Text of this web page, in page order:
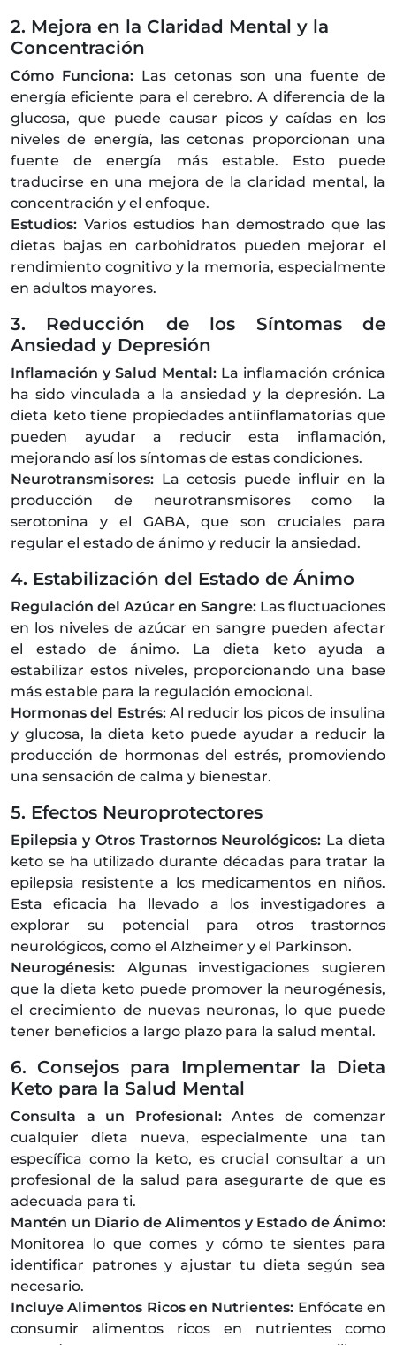
2. Mejora en la Claridad Mental y la
Concentración
Cómo Funciona: Las cetonas son una fuente de
energía eficiente para el cerebro. A diferencia de la
glucosa, que puede causar picos y caídas en los
niveles de energía, las cetonas proporcionan una
fuente de energía más estable. Esto puede
traducirse en una mejora de la claridad mental, la
concentración y el enfoque.
Estudios: Varios estudios han demostrado que las
dietas bajas en carbohidratos pueden mejorar el
rendimiento cognitivo y la memoria, especialmente
en adultos mayores.
3. Reducción de los Síntomas de
Ansiedad y Depresión
Inflamación y Salud Mental:La inflamación crónica
ha sido vinculada a la ansiedad y la depresión. La
dieta keto tiene propiedades antiinflamatorias que
pueden ayudar a reducir esta inflamación,
mejorando así los síntomas de estas condiciones.
Neurotransmisores: La cetosis puede influir en la
producción de neurotransmisores como la
serotonina y el GABA, que son cruciales para
regular el estado de ánimo y reducir la ansiedad.
4. Estabilización del Estado de Ánimo
Regulación del Azúcar en Sangre: Las fluctuaciones
en los niveles de azúcar en sangre pueden afectar
el estado de ánimo. La dieta keto ayuda a
estabilizar estos niveles, proporcionando una base
más estable para la regulación emocional.
Hormonas del Estrés:Al reducir los picos de insulina
y glucosa, la dieta keto puede ayudar a reducir la
producción de hormonas del estrés, promoviendo
una sensación de calma y bienestar.
5. Efectos Neuroprotectores
Epilepsia y Otros Trastornos Neurológicos: La dieta
keto se ha utilizado durante décadas para tratar la
epilepsia resistente a los medicamentos en niños.
Esta eficacia ha llevado a los investigadores a
explorar su potencial para otros trastornos
neurológicos, como el Alzheimer y el Parkinson.
Neurogénesis: Algunas investigaciones sugieren
que la dieta keto puede promover la neurogénesis,
el crecimiento de nuevas neuronas, lo que puede
tener beneficios a largo plazo para la salud mental.
6. Consejos para Implementar la Dieta
Keto para la Salud Mental
Consulta a un Profesional:Antes de comenzar
cualquier dieta nueva, especialmente una tan
específica como la keto, es crucial consultar a un
profesional de la salud para asegurarte de que es
adecuada para ti.
Mantén un Diario de Alimentos y Estado de Ánimo:
Monitorea lo que comes y cómo te sientes para
identificar patrones y ajustar tu dieta según sea
necesario.
Incluye Alimentos Ricos en Nutrientes: Enfócate en
consumir alimentos ricos en nutrientes como